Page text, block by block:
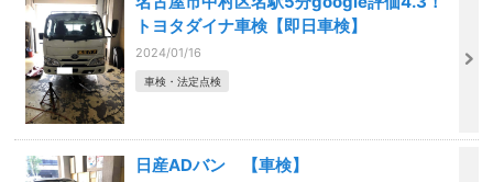
トヨタダイナ車検【即日車検】
2024/01/16
車検・法定点検
日産ADバン 【車検】